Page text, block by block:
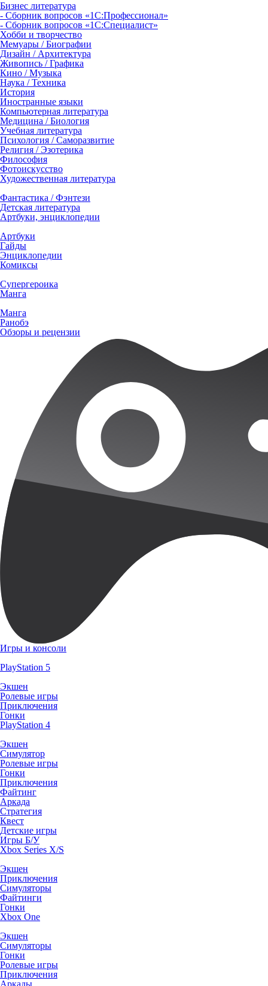
Бизнес литература
- Сборник вопросов «1С:Профессионал»
- Сборник вопросов «1С:Специалист»
Хобби и творчество
Мемуары / Биографии
Дизайн / Архитектура
Живопись / Графика
Кино / Музыка
Наука / Техника
История
Иностранные языки
Компьютерная литература
Медицина / Биология
Учебная литература
Психология / Саморазвитие
Религия / Эзотерика
Философия
Фотоискусство
Художественная литература
Фантастика / Фэнтези
Детская литература
Артбуки, энциклопедии
Артбуки
Гайды
Энциклопедии
Комиксы
Супергероика
Манга
Манга
Ранобэ
Обзоры и рецензии
Игры и консоли
PlayStation 5
Экшен
Ролевые игры
Приключения
Гонки
PlayStation 4
Экшен
Симулятор
Ролевые игры
Гонки
Приключения
Файтинг
Аркада
Стратегия
Квест
Детские игры
Игры Б/У
Xbox Series X/S
Экшен
Приключения
Симуляторы
Файтинги
Гонки
Xbox One
Экшен
Симуляторы
Гонки
Ролевые игры
Приключения
Аркады